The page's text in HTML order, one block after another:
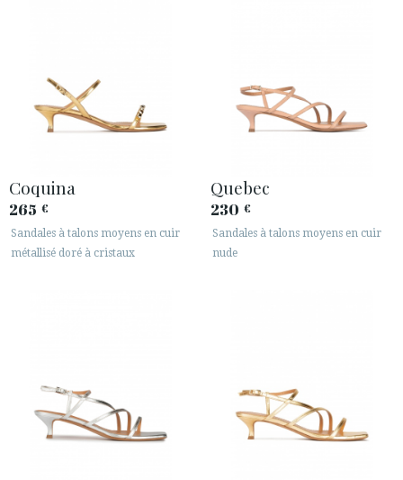
Coquina
265 €
Sandales à talons moyens en cuir
métallisé doré à cristaux
Quebec
230 €
Sandales à talons moyens en cuir
nude